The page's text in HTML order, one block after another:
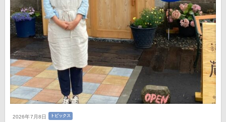
2026年7月8日 トピックス